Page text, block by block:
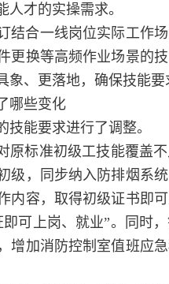
才的实操需求。
合一线岗位实际工作场
更换等高频作业场景的
、更落地，确保技能要
哪些变化
能要求进行了调整。
标准初级工技能覆盖不
级，同步纳入防排烟系
内容，取得初级证书即
可上岗、就业”。同时
增加消防控制室值班应